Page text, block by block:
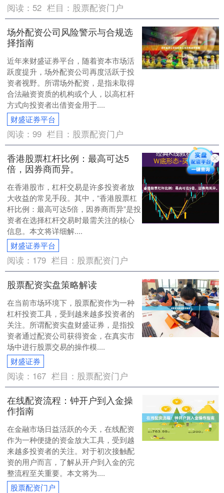
阅读： 52 栏目： 股票配资门户
场外配资公司风险警示与合规选
择指南
近年来财盛证券平台，随着资本市场活
跃度提升，场外配资公司再度活跃于投
资者视野。所谓场外配资，是指未取得
合法融资资质的机构或个人，以高杠杆
方式向投资者出借资金用于....
财盛证券平台
阅读：99 栏目： 股票配资门户
香港股票杠杆比例：最高可达5
倍，因券商而异。
在香港股市，杠杆交易是许多投资者放
大收益的常见手段。其中，“香港股票杠
杆比例：最高可达5倍，因券商而异”是投
资者在选择杠杆交易时最需关注的核心
信息。本文将详细解....
财盛证券平台
阅读： 179 栏目： 股票配资门户
股票配资实盘策略解读
在当前市场环境下，股票配资作为一种
杠杆投资工具，受到越来越多投资者的
关注。所谓配资实盘财盛证券，是指投
资者通过配资公司获得资金，在真实市
场中进行股票交易的操作模....
财盛证券
阅读： 167 栏目： 股票配资门户
在线配资流程：钟开户到入金操
作指南
在金融市场日益活跃的今天，在线配资
作为一种便捷的资金放大工具，受到越
来越多投资者的关注。对于初次接触配
资的用户而言，了解从开户到入金的完
整流程至关重要。本文将为....
股票配资门户